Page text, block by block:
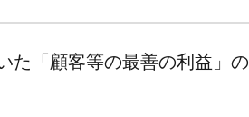
た「顧客等の最善の利益」の